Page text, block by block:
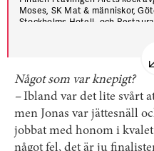
Moses, SK Mat & människor,
Stockholms Hotell- och
Något som var knepigt?
–Ibland var det lite svårt
men Jonas var jättesnäll
jobbat med honom i
något fel, det är ju